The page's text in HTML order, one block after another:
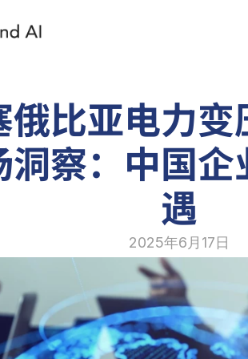
俄比亚电力变
洞察：中国
遇
2025年6月17日